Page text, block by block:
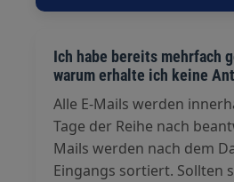
Ich habe bereits mehrfach
warum erhalte ich keine
Alle E-Mails werden
Tage der Reihe nach
Mails werden nach dem
Eingangs sortiert. Sollten